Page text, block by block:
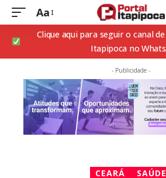
Aa
Clique aqui para seguir o canal
Itapipoca no
- Publicidade -
CEARÁ SAÚDE